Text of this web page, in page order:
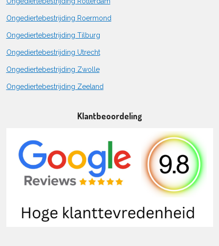
Ongediertebestrijding Roermond
Ongediertebestrijding Tilburg
Ongediertebestrijding Utrecht
Ongediertebestrijding Zwolle
Ongediertebestrijding Zeeland
Klantbeoordeling